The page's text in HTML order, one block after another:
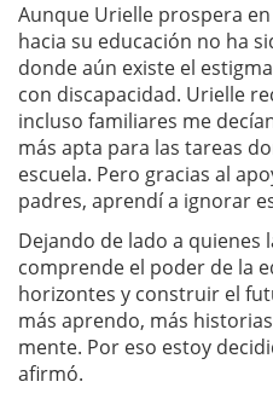
Aunque Urielle prospera
hacia su educación no ha
donde aún existe el
con discapacidad. Urielle
incluso familiares me
más apta para las tareas
escuela. Pero gracias al
padres, aprendí a ignorar
Dejando de lado a quienes
comprende el poder de la
horizontes y construir el
más aprendo, más
mente. Por eso estoy
afirmó.